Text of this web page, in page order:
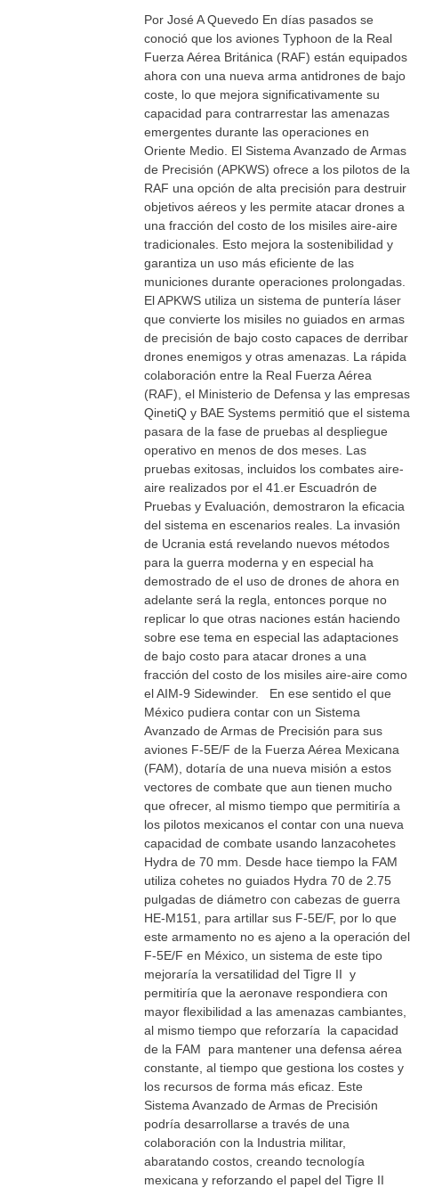
Por José A Quevedo En días pasados se
conoció que los aviones Typhoon de la Real
Fuerza Aérea Británica (RAF) están equipados
ahora con una nueva arma antidrones de bajo
coste, lo que mejora significativamente su
capacidad para contrarrestar las amenazas
emergentes durante las operaciones en
Oriente Medio. El Sistema Avanzado de Armas
de Precisión (APKWS) ofrece a los pilotos de la
RAF una opción de alta precisión para destruir
objetivos aéreos y les permite atacar drones a
una fracción del costo de los misiles aire-aire
tradicionales. Esto mejora la sostenibilidad y
garantiza un uso más eficiente de las
municiones durante operaciones prolongadas.
El APKWS utiliza un sistema de puntería láser
que convierte los misiles no guiados en armas
de precisión de bajo costo capaces de derribar
drones enemigos y otras amenazas. La rápida
colaboración entre la Real Fuerza Aérea
(RAF), el Ministerio de Defensa y las empresas
QinetiQ y BAE Systems permitió que el sistema
pasara de la fase de pruebas al despliegue
operativo en menos de dos meses. Las
pruebas exitosas, incluidos los combates aire-
aire realizados por el 41.er Escuadrón de
Pruebas y Evaluación, demostraron la eficacia
del sistema en escenarios reales. La invasión
de Ucrania está revelando nuevos métodos
para la guerra moderna y en especial ha
demostrado de el uso de drones de ahora en
adelante será la regla, entonces porque no
replicar lo que otras naciones están haciendo
sobre ese tema en especial las adaptaciones
de bajo costo para atacar drones a una
fracción del costo de los misiles aire-aire como
el AIM-9 Sidewinder. En ese sentido el que
México pudiera contar con un Sistema
Avanzado de Armas de Precisión para sus
aviones F-5E/F de la Fuerza Aérea Mexicana
(FAM), dotaría de una nueva misión a estos
vectores de combate que aun tienen mucho
que ofrecer, al mismo tiempo que permitiría a
los pilotos mexicanos el contar con una nueva
capacidad de combate usando lanzacohetes
Hydra de 70 mm. Desde hace tiempo la FAM
utiliza cohetes no guiados Hydra 70 de 2.75
pulgadas de diámetro con cabezas de guerra
HE-M151, para artillar sus F-5E/F, por lo que
este armamento no es ajeno a la operación del
F-5E/F en México, un sistema de este tipo
mejoraría la versatilidad del Tigre II y
permitiría que la aeronave respondiera con
mayor flexibilidad a las amenazas cambiantes,
al mismo tiempo que reforzaría la capacidad
de la FAM para mantener una defensa aérea
constante, al tiempo que gestiona los costes y
los recursos de forma más eficaz. Este
Sistema Avanzado de Armas de Precisión
podría desarrollarse a través de una
colaboración con la Industria militar,
abaratando costos, creando tecnología
mexicana y reforzando el papel del Tigre II